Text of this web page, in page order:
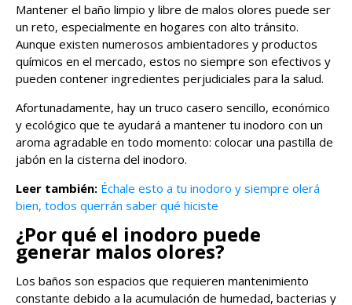
Mantener el baño limpio y libre de malos olores puede ser
un reto, especialmente en hogares con alto tránsito.
Aunque existen numerosos ambientadores y productos
químicos en el mercado, estos no siempre son efectivos y
pueden contener ingredientes perjudiciales para la salud.
Afortunadamente, hay un truco casero sencillo, económico
y ecológico que te ayudará a mantener tu inodoro con un
aroma agradable en todo momento: colocar una pastilla de
jabón en la cisterna del inodoro.
Leer también: Échale esto a tu inodoro y siempre olerá
bien, todos querrán saber qué hiciste
¿Por qué el inodoro puede
generar malos olores?
Los baños son espacios que requieren mantenimiento
constante debido a la acumulación de humedad, bacterias y